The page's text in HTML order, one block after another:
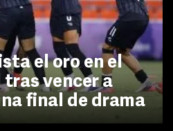
el oro en el
vencer a
final de drama